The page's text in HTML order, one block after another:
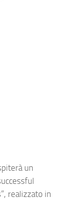
un
realizzato in